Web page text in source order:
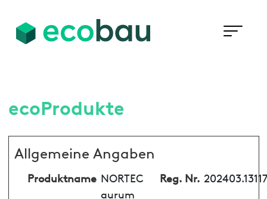
ecoProdukte
Allgemeine Angaben
Produktname NORTEC
aurum
Reg. Nr. 202403.13117